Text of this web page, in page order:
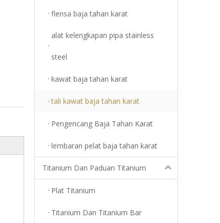
flensa baja tahan karat
alat kelengkapan pipa stainless
steel
kawat baja tahan karat
tali kawat baja tahan karat
Pengencang Baja Tahan Karat
lembaran pelat baja tahan karat
Titanium Dan Paduan Titanium
Plat Titanium
Titanium Dan Titanium Bar